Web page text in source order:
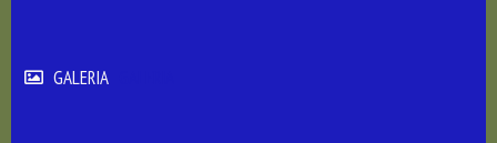
GALERIA